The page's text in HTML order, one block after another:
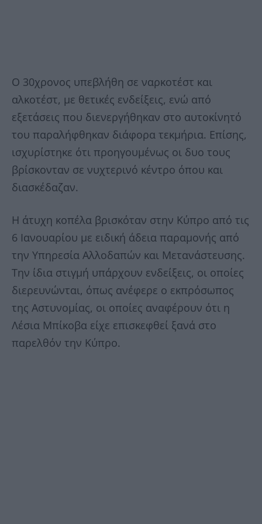
Ο 30χρονος υπεβλήθη σε ναρκοτέστ και
αλκοτέστ, με θετικές ενδείξεις, ενώ από
εξετάσεις που διενεργήθηκαν στο αυτοκίνητό
του παραλήφθηκαν διάφορα τεκμήρια. Επίσης,
ισχυρίστηκε ότι προηγουμένως οι δυο τους
βρίσκονταν σε νυχτερινό κέντρο όπου και
διασκέδαζαν.
Η άτυχη κοπέλα βρισκόταν στην Κύπρο από τις
6 Ιανουαρίου με ειδική άδεια παραμονής από
την Υπηρεσία Αλλοδαπών και Μετανάστευσης.
Την ίδια στιγμή υπάρχουν ενδείξεις, οι οποίες
διερευνώνται, όπως ανέφερε ο εκπρόσωπος
της Αστυνομίας, οι οποίες αναφέρουν ότι η
Λέσια Μπίκοβα είχε επισκεφθεί ξανά στο
παρελθόν την Κύπρο.